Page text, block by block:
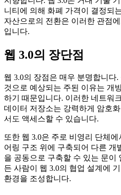
니티에 의해 화폐 가격이 결정되
자산으로의 전환은 이러한 관점
입니다.
웹 3.0의 장단점
웹 3.0의 장점은 매우 분명합니다
것으로 예상되는 주된 이유는 개
하기 때문입니다. 이러한 네트워
데이터 저장소는 강력하게 암호
서도 액세스할 수 있습니다.
또한 웹 3.0은 주로 비영리 단체
어링 구조 위에 구축되어 다른 개
을 공동으로 구축할 수 있는 문이
든 사람이 웹 3.0의 협업 설계에
환경을 조성합니다.